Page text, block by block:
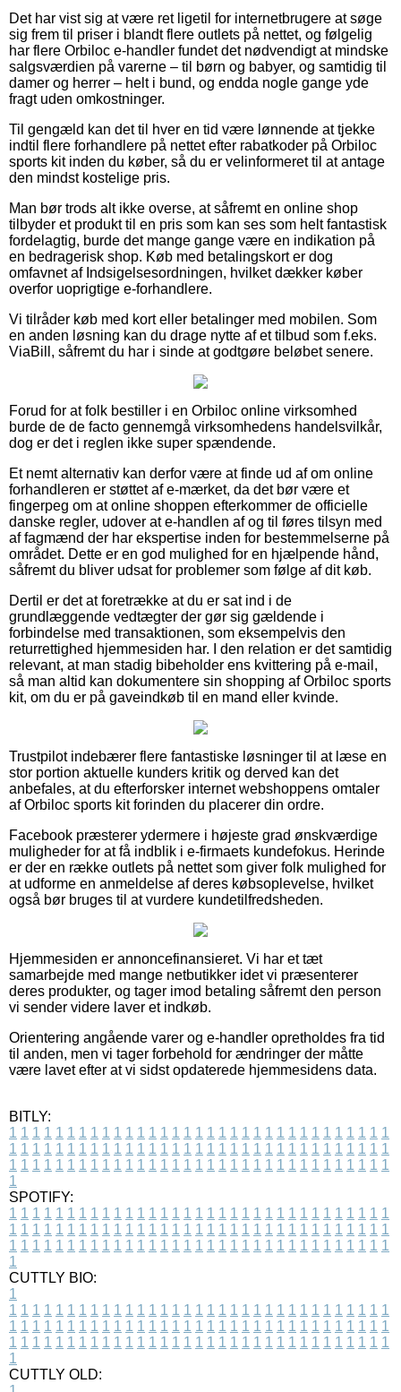
Det har vist sig at være ret ligetil for internetbrugere at søge
sig frem til priser i blandt flere outlets på nettet, og følgelig
har flere Orbiloc e-handler fundet det nødvendigt at mindske
salgsværdien på varerne – til børn og babyer, og samtidig til
damer og herrer – helt i bund, og endda nogle gange yde
fragt uden omkostninger.
Til gengæld kan det til hver en tid være lønnende at tjekke
indtil flere forhandlere på nettet efter rabatkoder på Orbiloc
sports kit inden du køber, så du er velinformeret til at antage
den mindst kostelige pris.
Man bør trods alt ikke overse, at såfremt en online shop
tilbyder et produkt til en pris som kan ses som helt fantastisk
fordelagtig, burde det mange gange være en indikation på
en bedragerisk shop. Køb med betalingskort er dog
omfavnet af Indsigelsesordningen, hvilket dækker køber
overfor uoprigtige e-forhandlere.
Vi tilråder køb med kort eller betalinger med mobilen. Som
en anden løsning kan du drage nytte af et tilbud som f.eks.
ViaBill, såfremt du har i sinde at godtgøre beløbet senere.
Forud for at folk bestiller i en Orbiloc online virksomhed
burde de de facto gennemgå virksomhedens handelsvilkår,
dog er det i reglen ikke super spændende.
Et nemt alternativ kan derfor være at finde ud af om online
forhandleren er støttet af e-mærket, da det bør være et
fingerpeg om at online shoppen efterkommer de officielle
danske regler, udover at e-handlen af og til føres tilsyn med
af fagmænd der har ekspertise inden for bestemmelserne på
området. Dette er en god mulighed for en hjælpende hånd,
såfremt du bliver udsat for problemer som følge af dit køb.
Dertil er det at foretrække at du er sat ind i de
grundlæggende vedtægter der gør sig gældende i
forbindelse med transaktionen, som eksempelvis den
returrettighed hjemmesiden har. I den relation er det samtidig
relevant, at man stadig bibeholder ens kvittering på e-mail,
så man altid kan dokumentere sin shopping af Orbiloc sports
kit, om du er på gaveindkøb til en mand eller kvinde.
Trustpilot indebærer flere fantastiske løsninger til at læse en
stor portion aktuelle kunders kritik og derved kan det
anbefales, at du efterforsker internet webshoppens omtaler
af Orbiloc sports kit forinden du placerer din ordre.
Facebook præsterer ydermere i højeste grad ønskværdige
muligheder for at få indblik i e-firmaets kundefokus. Herinde
er der en række outlets på nettet som giver folk mulighed for
at udforme en anmeldelse af deres købsoplevelse, hvilket
også bør bruges til at vurdere kundetilfredsheden.
Hjemmesiden er annoncefinansieret. Vi har et tæt
samarbejde med mange netbutikker idet vi præsenterer
deres produkter, og tager imod betaling såfremt den person
vi sender videre laver et indkøb.
Orientering angående varer og e-handler opretholdes fra tid
til anden, men vi tager forbehold for ændringer der måtte
være lavet efter at vi sidst opdaterede hjemmesidens data.
BITLY:
1 1 1 1 1 1 1 1 1 1 1 1 1 1 1 1 1 1 1 1 1 1 1 1 1 1 1 1 1 1 1 1 1
1 1 1 1 1 1 1 1 1 1 1 1 1 1 1 1 1 1 1 1 1 1 1 1 1 1 1 1 1 1 1 1 1
1 1 1 1 1 1 1 1 1 1 1 1 1 1 1 1 1 1 1 1 1 1 1 1 1 1 1 1 1 1 1 1 1
1
SPOTIFY:
1 1 1 1 1 1 1 1 1 1 1 1 1 1 1 1 1 1 1 1 1 1 1 1 1 1 1 1 1 1 1 1 1
1 1 1 1 1 1 1 1 1 1 1 1 1 1 1 1 1 1 1 1 1 1 1 1 1 1 1 1 1 1 1 1 1
1 1 1 1 1 1 1 1 1 1 1 1 1 1 1 1 1 1 1 1 1 1 1 1 1 1 1 1 1 1 1 1 1
1
CUTTLY BIO:
1
1 1 1 1 1 1 1 1 1 1 1 1 1 1 1 1 1 1 1 1 1 1 1 1 1 1 1 1 1 1 1 1 1
1 1 1 1 1 1 1 1 1 1 1 1 1 1 1 1 1 1 1 1 1 1 1 1 1 1 1 1 1 1 1 1 1
1 1 1 1 1 1 1 1 1 1 1 1 1 1 1 1 1 1 1 1 1 1 1 1 1 1 1 1 1 1 1 1 1
1
CUTTLY OLD: